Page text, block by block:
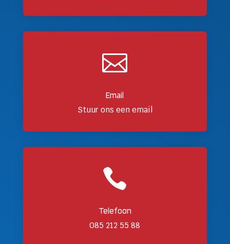

Email
Stuur ons een email

Telefoon
085 212 55 88